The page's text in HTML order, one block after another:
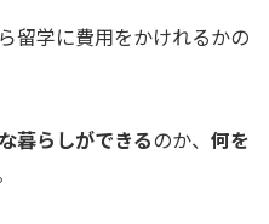
留学に費用をかけれるかの
暮らしができるのか、 何を